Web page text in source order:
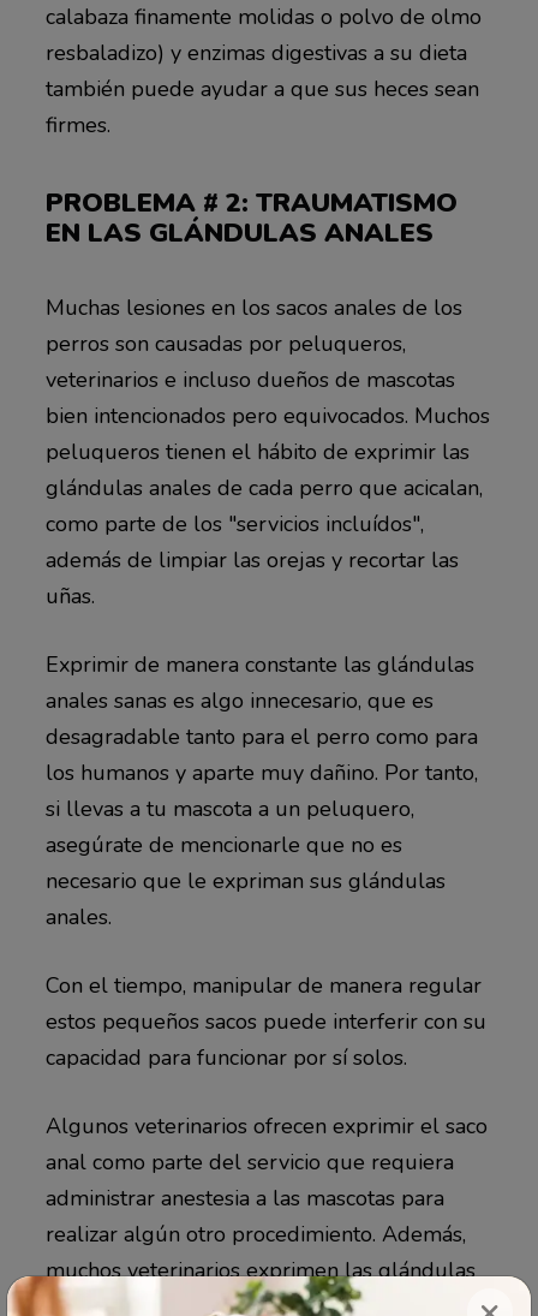
calabaza finamente molidas o polvo de olmo
resbaladizo) y enzimas digestivas a su dieta
también puede ayudar a que sus heces sean
firmes.
PROBLEMA # 2: TRAUMATISMO
EN LAS GLÁNDULAS ANALES
Muchas lesiones en los sacos anales de los
perros son causadas por peluqueros,
veterinarios e incluso dueños de mascotas
bien intencionados pero equivocados. Muchos
peluqueros tienen el hábito de exprimir las
glándulas anales de cada perro que acicalan,
como parte de los "servicios incluídos",
además de limpiar las orejas y recortar las
uñas.
Exprimir de manera constante las glándulas
anales sanas es algo innecesario, que es
desagradable tanto para el perro como para
los humanos y aparte muy dañino. Por tanto,
si llevas a tu mascota a un peluquero,
asegúrate de mencionarle que no es
necesario que le expriman sus glándulas
anales.
Con el tiempo, manipular de manera regular
estos pequeños sacos puede interferir con su
capacidad para funcionar por sí solos.
Algunos veterinarios ofrecen exprimir el saco
anal como parte del servicio que requiera
administrar anestesia a las mascotas para
realizar algún otro procedimiento. Además,
muchos veterinarios exprimen las glándulas
anales si el dueño menciona que su perro se